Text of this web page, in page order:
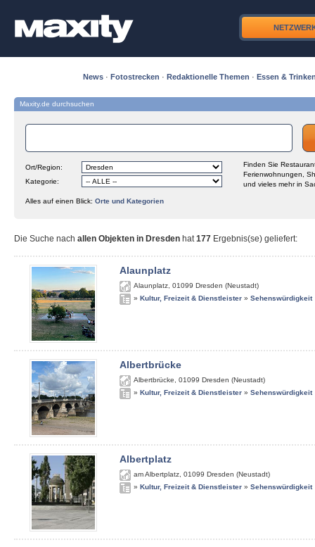
News · Fotostrecken · Redaktionelle Themen · Essen &
Maxity.de durchsuchen
Ort/Region:
Kategorie:
Finden Sie
Ferienwohnungen,
und vieles mehr in
Alles auf einen Blick: Orte und Kategorien
Die Suche nach allen Objekten in Dresden hat177 Ergebnis(se) geliefert:
Alaunplatz
Alaunplatz 01099 Dresden (Neustadt)
» Kultur, Freizeit & Dienstleister » Sehenswürdigkeit
Albertbrücke
Albertbrücke 01099 Dresden (Neustadt)
» Kultur, Freizeit & Dienstleister » Sehenswürdigkeit
Albertplatz
am Albertplatz 01099 Dresden (Neustadt)
» Kultur, Freizeit & Dienstleister » Sehenswürdigkeit